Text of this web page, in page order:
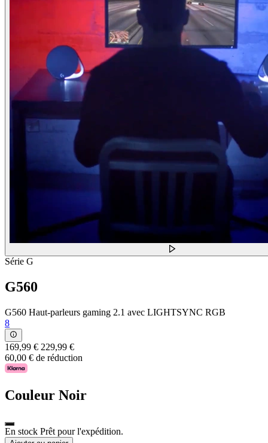
Série G
G560
G560 Haut-parleurs gaming 2.1 avec LIGHTSYNC RGB
8
169,99 € 229,99 €
60,00 € de réduction
Couleur Noir
En stock Prêt pour l'expédition.